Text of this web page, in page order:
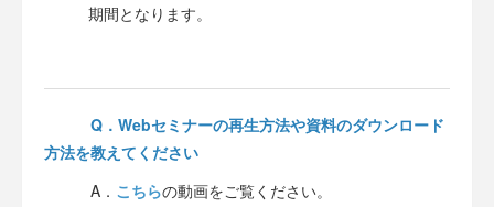
期間となります。
Q．Webセミナーの再生方法や資料のダウンロード
方法を教えてください
A． こちらの動画をご覧ください。